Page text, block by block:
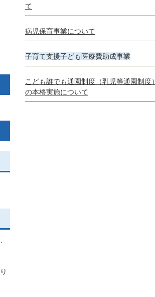
て
病児保育事業について
子育て支援子ども医療費助成事業
こども誰でも通園制度（乳児等通園制度）
の本格実施について